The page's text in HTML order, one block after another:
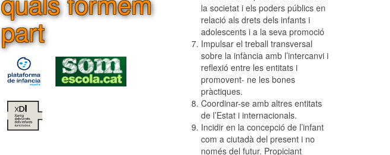
part
la societat i els poders públics en
relació als drets dels infants i
adolescents i a la seva promoció
Impulsar el treball transversal
sobre la infància amb l’intercanvi i
reflexió entre les entitats i
promovent- ne les bones
pràctiques.
Coordinar-se amb altres entitats
de l’Estat i internacionals.
Incidir en la concepció de l’infant
com a ciutadà del present i no
només del futur. Propiciant